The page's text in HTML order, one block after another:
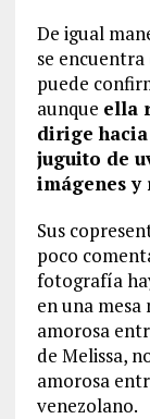
De igual
se
puede
aunque ella
dirige hacia
juguito de
imágenes y
Sus
poco
fotografía
en una
amorosa
de Melissa,
amorosa
venezolano.